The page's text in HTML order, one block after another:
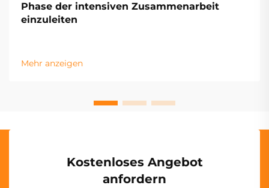
Phase der intensiven Zusammenarbeit
einzuleiten
Mehr anzeigen
Kostenloses Angebot
anfordern